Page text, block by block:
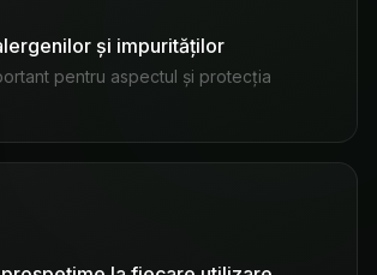
și impurităților
pentru aspectul și protecția